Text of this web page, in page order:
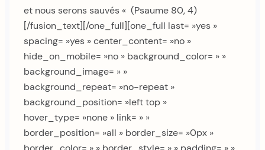
et nous serons sauvés « (Psaume 80, 4)
[/fusion_text][/one_full][one_full last= »yes »
spacing= »yes » center_content= »no »
hide_on_mobile= »no » background_color= » »
background_image= » »
background_repeat= »no-repeat »
background_position= »left top »
hover_type= »none » link= » »
border_position= »all » border_size= »0px »